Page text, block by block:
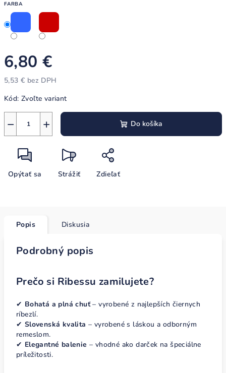
FARBA
6,80 €
5,53 € bez DPH
cena:
Kód: Zvoľte variant
+
− Do košíka
Opýtať sa Strážiť Zdieľať
Popis Diskusia
Podrobný popis
Prečo si Ribessu zamilujete?
✔ Bohatá a plná chuť– vyrobené z najlepších čiernych
ríbezlí.
✔ Slovenská kvalita – vyrobené s láskou a odborným
remeslom.
✔ Elegantné balenie – vhodné ako darček na špeciálne
príležitosti.